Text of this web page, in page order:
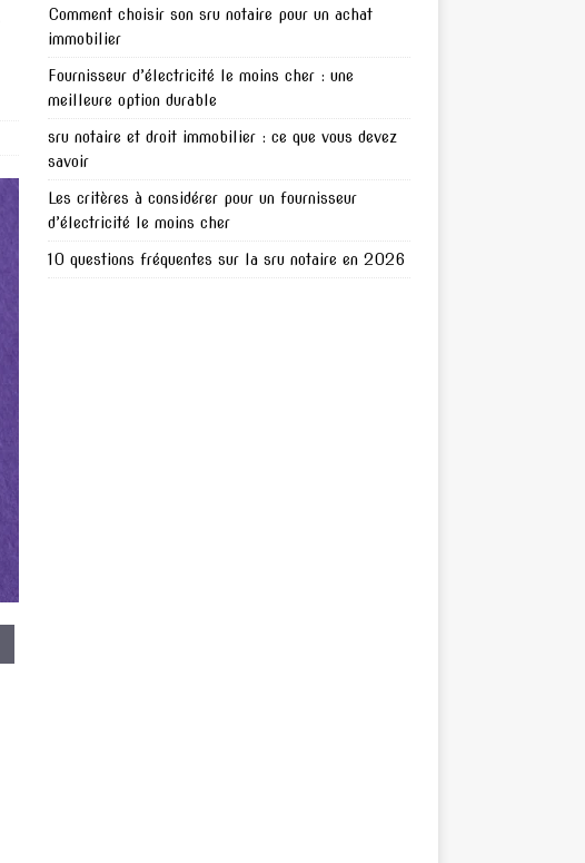
Comment choisir son sru notaire pour un achat
immobilier
Fournisseur d’électricité le moins cher : une
meilleure option durable
sru notaire et droit immobilier : ce que vous devez
savoir
Les critères à considérer pour un fournisseur
d’électricité le moins cher
10 questions fréquentes sur la sru notaire en 2026